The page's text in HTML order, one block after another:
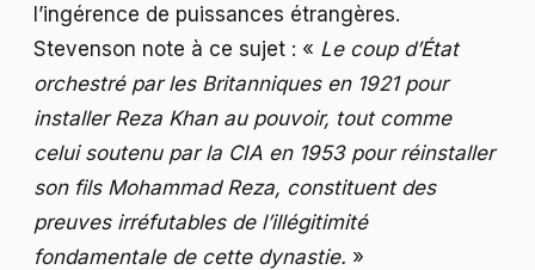
l’ingérence de puissances étrangères.
Stevenson note à ce sujet : « Le coup d’État
orchestré par les Britanniques en 1921 pour
installer Reza Khan au pouvoir, tout comme
celui soutenu par la CIA en 1953 pour réinstaller
son fils Mohammad Reza, constituent des
preuves irréfutables de l’illégitimité
fondamentale de cette dynastie. »